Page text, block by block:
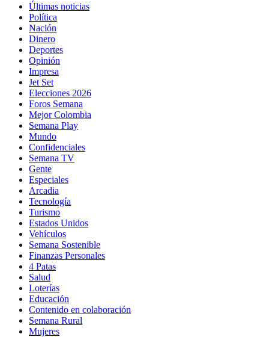
Últimas noticias
Política
Nación
Dinero
Deportes
Opinión
Impresa
Jet Set
Elecciones 2026
Foros Semana
Mejor Colombia
Semana Play
Mundo
Confidenciales
Semana TV
Gente
Especiales
Arcadia
Tecnología
Turismo
Estados Unidos
Vehículos
Semana Sostenible
Finanzas Personales
4 Patas
Salud
Loterías
Educación
Contenido en colaboración
Semana Rural
Mujeres